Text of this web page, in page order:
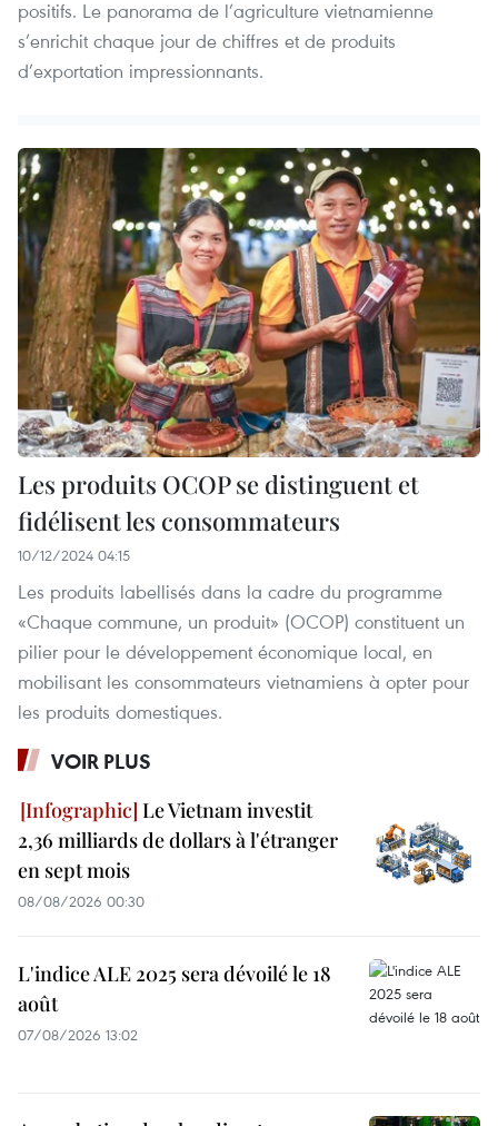
positifs. Le panorama de l’agriculture vietnamienne
s’enrichit chaque jour de chiffres et de produits
d’exportation impressionnants.
Les produits OCOP se distinguent et
fidélisent les consommateurs
10/12/2024 04:15
Les produits labellisés dans la cadre du programme
«Chaque commune, un produit» (OCOP) constituent un
pilier pour le développement économique local, en
mobilisant les consommateurs vietnamiens à opter pour
les produits domestiques.
VOIR PLUS
Le Vietnam investit
2,36 milliards de dollars à l'étranger
en sept mois
08/08/2026 00:30
L'indice ALE 2025 sera dévoilé le 18
août
07/08/2026 13:02